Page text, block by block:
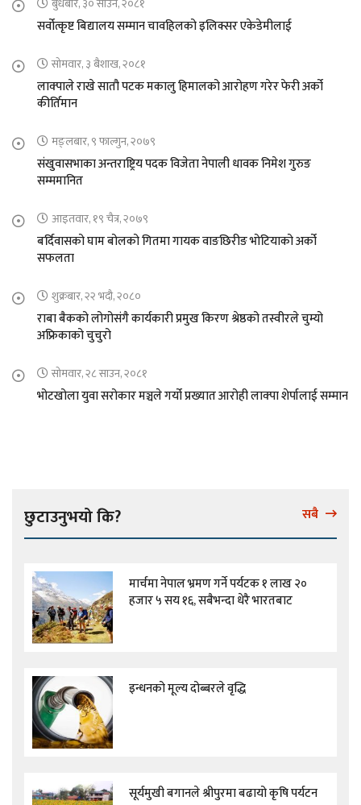
बुधबार, ३० साउन, २०८१
सर्वोत्कृष्ट बिद्यालय सम्मान चावहिलको इलिक्सर एकेडेमीलाई
सोमवार, ३ बैशाख, २०८१
लाक्पाले राखे सातौ पटक मकालु हिमालको आरोहण गरेर फेरी अर्को
कीर्तिमान
मङ्लबार, ९ फाल्गुन, २०७९
संखुवासभाका अन्तराष्ट्रिय पदक विजेता नेपाली धावक निमेश गुरुङ
सम्ममानित
आइतवार, १९ चैत्र, २०७९
बर्दिवासको घाम बोलको गितमा गायक वाङछिरीङ भोटियाको अर्को
सफलता
शुक्रबार, २२ भदौ, २०८०
राबा बैकको लोगोसंगै कार्यकारी प्रमुख किरण श्रेष्ठको तस्वीरले चुम्यो
अफ्रिकाको चुचुरो
सोमवार, २८ साउन, २०८१
भोटखोला युवा सरोकार मञ्चले गर्यो प्रख्यात आरोही लाक्पा शेर्पालाई सम्मान
छुटाउनुभयो कि? सबै
मार्चमा नेपाल भ्रमण गर्ने पर्यटक १ लाख २०
हजार ५ सय १६, सबैभन्दा धेरै भारतबाट
इन्धनको मूल्य दोब्बरले वृद्धि
सूर्यमुखी बगानले श्रीपुरमा बढायो कृषि पर्यटन